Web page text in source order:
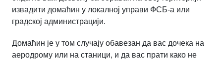
извадити домаћин у локалној управи ФСБ-а или
градској администрацији.
Домаћин је у том случају обавезан да вас дочека на
аеродрому или на станици, и да вас прати како не